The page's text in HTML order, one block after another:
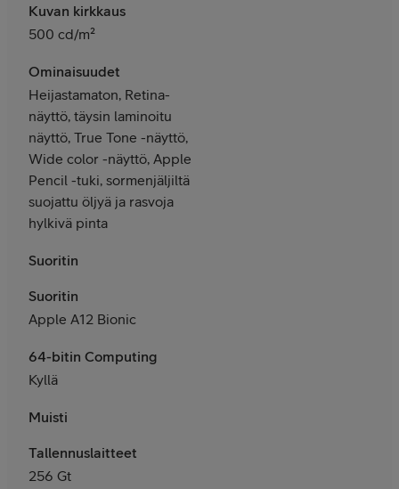
Kuvan kirkkaus
500 cd/m²
Ominaisuudet
Heijastamaton, Retina-
näyttö, täysin laminoitu
näyttö, True Tone -näyttö,
Wide color -näyttö, Apple
Pencil -tuki, sormenjäljiltä
suojattu öljyä ja rasvoja
hylkivä pinta
Suoritin
Suoritin
Apple A12 Bionic
64-bitin Computing
Kyllä
Muisti
Tallennuslaitteet
256 Gt